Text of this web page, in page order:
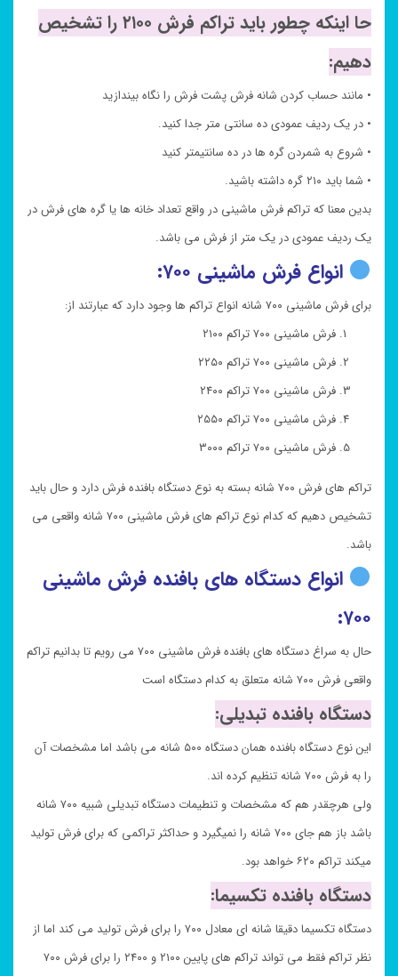
حا اینکه چطور باید تراکم فرش ۲۱۰۰ را تشخیص
دهیم:
• مانند حساب کردن شانه فرش پشت فرش را نگاه بیندازید
• در یک ردیف عمودی ده سانتی متر جدا کنید.
• شروع به شمردن گره ها در ده سانتیمتر کنید
• شما باید ۲۱۰ گره داشته باشید.
بدین معنا که تراکم فرش ماشینی در واقع تعداد خانه ها یا گره های فرش در
یک ردیف عمودی در یک متر از فرش می باشد.
انواع فرش ماشینی ۷۰۰:
برای فرش ماشینی ۷۰۰ شانه انواع تراکم ها وجود دارد که عبارتند از:
فرش ماشینی ۷۰۰ تراکم ۲۱۰۰
فرش ماشینی ۷۰۰ تراکم ۲۲۵۰
فرش ماشینی ۷۰۰ تراکم ۲۴۰۰
فرش ماشینی ۷۰۰ تراکم ۲۵۵۰
فرش ماشینی ۷۰۰ تراکم ۳۰۰۰
تراکم های فرش ۷۰۰ شانه بسته به نوع دستگاه بافنده فرش دارد و حال باید
تشخیص دهیم که کدام نوع تراکم های فرش ماشینی ۷۰۰ شانه واقعی می
باشد.
انواع دستگاه های بافنده فرش ماشینی
۷۰۰:
حال به سراغ دستگاه های بافنده فرش ماشینی ۷۰۰ می رویم تا بدانیم تراکم
واقعی فرش ۷۰۰ شانه متعلق به کدام دستگاه است
دستگاه بافنده تبدیلی:
این نوع دستگاه بافنده همان دستگاه ۵۰۰ شانه می باشد اما مشخصات آن
را به فرش ۷۰۰ شانه تنظیم کرده اند.
ولی هرچقدر هم که مشخصات و تنطیمات دستگاه تبدیلی شبیه ۷۰۰ شانه
باشد باز هم جای ۷۰۰ شانه را نمیگیرد و حداکثر تراکمی که برای فرش تولید
میکند تراکم ۶۲۰ خواهد بود.
دستگاه بافنده تکسیما:
دستگاه تکسیما دقیقا شانه ای معادل ۷۰۰ را برای فرش تولید می کند اما از
نظر تراکم فقط می تواند تراکم های پایین ۲۱۰۰ و ۲۴۰۰ را برای فرش ۷۰۰